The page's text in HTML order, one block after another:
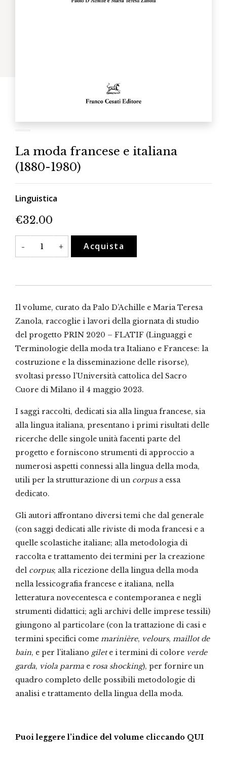
La moda francese e italiana
(1880-1980)
Linguistica
€32.00
-
La
moda
francese
1980)
+ Acquista
Il volume, curato da Palo D’Achille e Maria Teresa
Zanola, raccoglie i lavori della giornata di studio
del progetto PRIN 2020 – FLATIF (Linguaggi e
Terminologie della moda tra Italiano e Francese: la
costruzione e la disseminazione delle risorse),
svoltasi presso l’Università cattolica del Sacro
Cuore di Milano il 4 maggio 2023.
I saggi raccolti, dedicati sia alla lingua francese, sia
alla lingua italiana, presentano i primi risultati delle
ricerche delle singole unità facenti parte del
progetto e forniscono strumenti di approccio a
numerosi aspetti connessi alla lingua della moda,
utili per la strutturazione di un corpusa essa
dedicato.
Gli autori affrontano diversi temi che dal generale
(con saggi dedicati alle riviste di moda francesi e a
quelle scolastiche italiane; alla metodologia di
raccolta e trattamento dei termini per la creazione
del corpus; alla ricezione della lingua della moda
nella lessicografia francese e italiana, nella
letteratura novecentesca e contemporanea e negli
strumenti didattici; agli archivi delle imprese tessili)
giungono al particolare (con la trattazione di casi e
termini specifici come marinière, velours, maillot de
bain, e per l’italiano gilete i termini di colore verde
garda, viola parma e rosa shocking), per fornire un
quadro completo delle possibili metodologie di
analisi e trattamento della lingua della moda.
Puoi leggere l’indice del volume cliccando QUI